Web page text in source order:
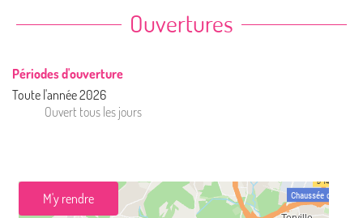
Ouvertures
Périodes d'ouverture
Toute l'année 2026
Ouvert tous les jours
M'y rendre